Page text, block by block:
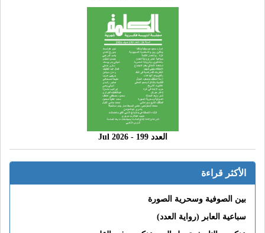
العدد 199 - 2026 Jul
الأكثر قراءة
بين الصوفية وسحرية الصورة
سباعية العابر (رواية العدد)